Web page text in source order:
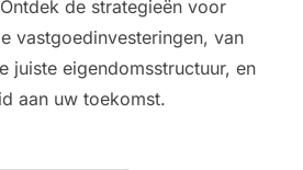
de strategieën voor
vastgoedinvesteringen, van
juiste eigendomsstructuur, en
aan uw toekomst.